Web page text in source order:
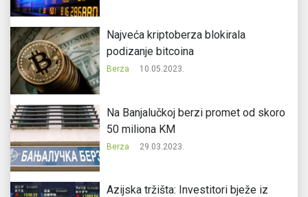
Najveća kriptoberza blokirala
podizanje bitcoina
Berza 10.05.2023.
Na Banjalučkoj berzi promet od skoro
50 miliona KM
Berza 29.03.2023.
Azijska tržišta: Investitori bježe iz